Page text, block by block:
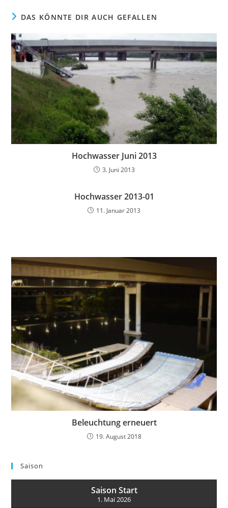
DAS KÖNNTE DIR AUCH GEFALLEN
Hochwasser Juni 2013
3. Juni 2013
Hochwasser 2013-01
11. Januar 2013
Beleuchtung erneuert
19. August 2018
Saison
Saison Start
1. Mai 2026